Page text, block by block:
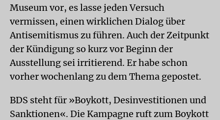
Museum vor, es lasse jeden Versuch
vermissen, einen wirklichen Dialog über
Antisemitismus zu führen. Auch der Zeitpunkt
der Kündigung so kurz vor Beginn der
Ausstellung sei irritierend. Er habe schon
vorher wochenlang zu dem Thema gepostet.
BDS steht für »Boykott, Desinvestitionen und
Sanktionen«. Die Kampagne ruft zum Boykott